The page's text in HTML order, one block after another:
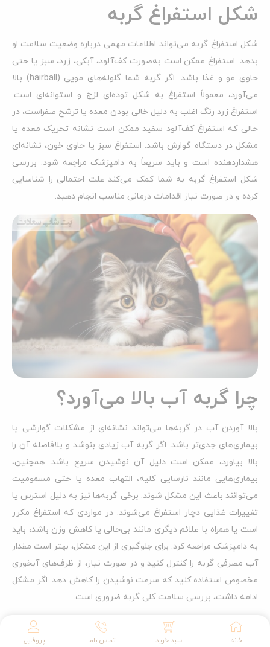
شکل استفراغ گربه
شکل استفراغ گربه می‌تواند اطلاعات مهمی درباره وضعیت سلامت او
بدهد. استفراغ ممکن است به‌صورت کف‌آلود، آبکی، زرد، سبز یا حتی
حاوی مو و غذا باشد. اگر گربه شما گلوله‌های مویی (hairball) بالا
می‌آورد، معمولاً استفراغ به شکل توده‌ای لزج و استوانه‌ای است.
استفراغ زرد رنگ اغلب به دلیل خالی بودن معده یا ترشح صفراست، در
حالی که استفراغ کف‌آلود سفید ممکن است نشانه تحریک معده یا
مشکل در دستگاه گوارش باشد. استفراغ سبز یا حاوی خون، نشانه‌ای
هشداردهنده است و باید سریعاً به دامپزشک مراجعه شود. بررسی
شکل استفراغ گربه به شما کمک می‌کند علت احتمالی را شناسایی
کرده و در صورت نیاز اقدامات درمانی مناسب انجام دهید.
چرا گربه آب بالا می‌آورد؟
بالا آوردن آب در گربه‌ها می‌تواند نشانه‌ای از مشکلات گوارشی یا
بیماری‌های جدی‌تر باشد. اگر گربه آب زیادی بنوشد و بلافاصله آن را
بالا بیاورد، ممکن است دلیل آن نوشیدن سریع باشد. همچنین،
بیماری‌هایی مانند نارسایی کلیه، التهاب معده یا حتی مسمومیت
می‌توانند باعث این مشکل شوند. برخی گربه‌ها نیز به دلیل استرس یا
تغییرات غذایی دچار استفراغ می‌شوند. در مواردی که استفراغ مکرر
است یا همراه با علائم دیگری مانند بی‌حالی یا کاهش وزن باشد، باید
به دامپزشک مراجعه کرد. برای جلوگیری از این مشکل، بهتر است مقدار
آب مصرفی گربه را کنترل کنید و در صورت نیاز، از ظرف‌های آبخوری
مخصوص استفاده کنید که سرعت نوشیدن را کاهش دهد. اگر مشکل
ادامه داشت، بررسی سلامت کلی گربه ضروری است.
چرا گربه مو بالا می‌آورد؟
خانه سبد خرید تماس باما پروفایل